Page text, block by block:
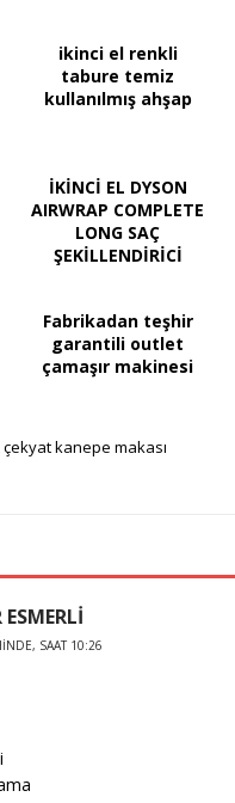
ikinci el renkli
tabure temiz
kullanılmış ahşap
İKİNCİ EL DYSON
AIRWRAP COMPLETE
LONG SAÇ
ŞEKİLLENDİRİCİ
Fabrikadan teşhir
garantili outlet
çamaşır makinesi
kanepe makası
SAAT 10:26